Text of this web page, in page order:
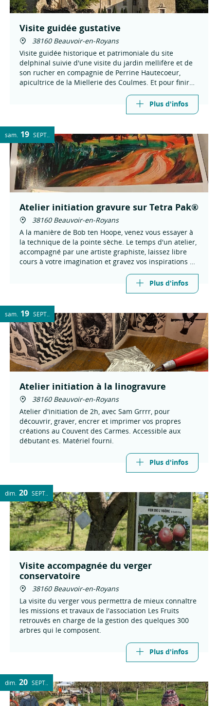
Visite guidée gustative
38160 Beauvoir-en-Royans
Visite guidée historique et patrimoniale du site
delphinal suivie d'une visite du jardin mellifère et de
son rucher en compagnie de Perrine Hautecoeur,
apicultrice de la Miellerie des Coulmes. Et pour finir
Plus d'infos
sam. 19 SEPT.
Atelier initiation gravure sur Tetra Pak®
38160 Beauvoir-en-Royans
A la manière de Bob ten Hoope, venez vous essayer à
la technique de la pointe sèche. Le temps d'un atelier,
accompagné par une artiste graphiste, laissez libre
cours à votre imagination et gravez vos inspirations du
Plus d'infos
sam. 19 SEPT.
Atelier initiation à la linogravure
38160 Beauvoir-en-Royans
Atelier d'initiation de 2h, avec Sam Grrrr, pour
découvrir, graver, encrer et imprimer vos propres
créations au Couvent des Carmes. Accessible aux
débutant·es. Matériel fourni.
Plus d'infos
dim. 20 SEPT.
Visite accompagnée du verger
conservatoire
38160 Beauvoir-en-Royans
La visite du verger vous permettra de mieux connaître
les missions et travaux de l'association Les Fruits
retrouvés en charge de la gestion des quelques 300
arbres qui le composent.
Plus d'infos
dim. 20 SEPT.